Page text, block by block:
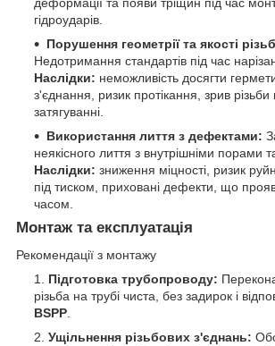
деформації та появи тріщин під час
гідроударів.
Порушення геометрії та якості
Недотримання стандартів під час
Наслідки: неможливість досягти
з'єднання, ризик протікання, зрив різьби
затягуванні.
Використання лиття з дефектами:
неякісного лиття з внутрішніми порами
Наслідки: зниження міцності, ризик
під тиском, приховані дефекти, що
часом.
Монтаж та експлуатація
Рекомендації з монтажу
Підготовка трубопроводу:
різьба на трубі чиста, без задирок і
BSPP
Ущільнення різьбових з'єднань: